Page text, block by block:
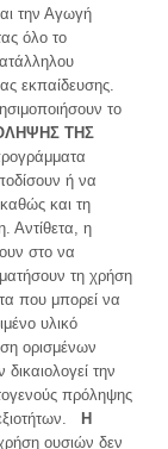
την Αγωγή
όλο το
εκπαίδευσης.
το
ΤΗΣ
ή να
και τη
Αντίθετα, η
στο να
τη χρήση
που μπορεί να
υλικό
ορισμένων
την
πρόληψης
Η
ουσιών δεν